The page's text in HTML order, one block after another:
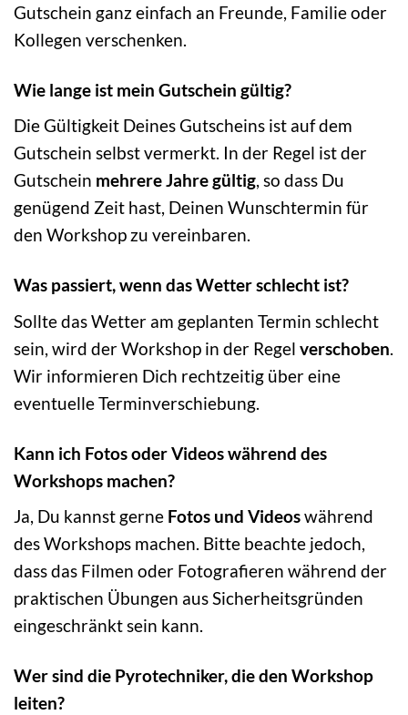
Gutschein ganz einfach an Freunde, Familie oder
Kollegen verschenken.
Wie lange ist mein Gutschein gültig?
Die Gültigkeit Deines Gutscheins ist auf dem
Gutschein selbst vermerkt. In der Regel ist der
Gutschein mehrere Jahre gültig, so dass Du
genügend Zeit hast, Deinen Wunschtermin für
den Workshop zu vereinbaren.
Was passiert, wenn das Wetter schlecht ist?
Sollte das Wetter am geplanten Termin schlecht
sein, wird der Workshop in der Regel verschoben.
Wir informieren Dich rechtzeitig über eine
eventuelle Terminverschiebung.
Kann ich Fotos oder Videos während des
Workshops machen?
Ja, Du kannst gerne Fotos und Videoswährend
des Workshops machen. Bitte beachte jedoch,
dass das Filmen oder Fotografieren während der
praktischen Übungen aus Sicherheitsgründen
eingeschränkt sein kann.
Wer sind die Pyrotechniker, die den Workshop
leiten?